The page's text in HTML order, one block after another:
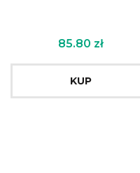
85.80 zł
KUP